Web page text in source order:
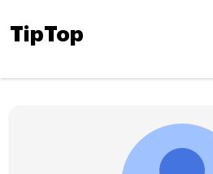
TipTop